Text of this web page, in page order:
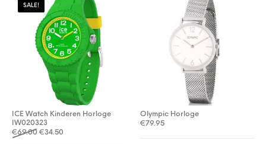
SALE!
ICE Watch Kinderen Horloge
IW020323
€69.00 Oorspronkelijke prijs was: €69.00.
€34.50
Olympic Horloge
€79.95